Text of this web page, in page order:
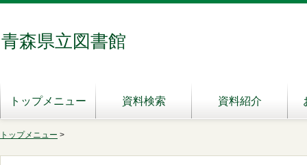
青森県立図書館
トップメニュー 資料検索 資料紹介
トップメニュー >